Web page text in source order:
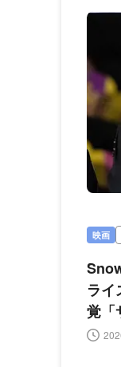
映画
ライ
覚「